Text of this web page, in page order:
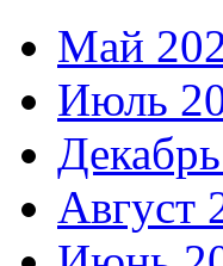
Май
Июль
Август